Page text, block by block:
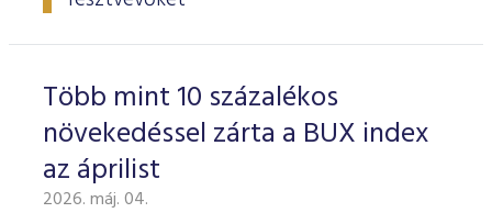
Több mint 10 százalékos
növekedéssel zárta a BUX index
az áprilist
2026. máj. 04.